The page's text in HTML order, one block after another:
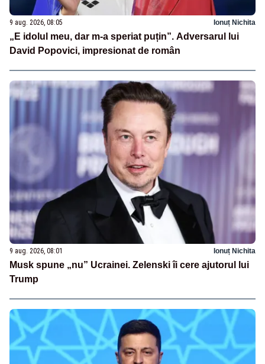
9 aug. 2026, 08:05 Ionuț Nichita
„E idolul meu, dar m-a speriat puțin”. Adversarul lui
David Popovici, impresionat de român
9 aug. 2026, 08:01 Ionuț Nichita
Musk spune „nu” Ucrainei. Zelenski îi cere ajutorul lui
Trump